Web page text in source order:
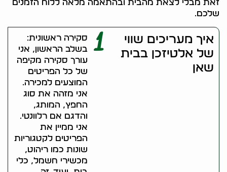
זאת מבלי לצאת מהבית ובהתאמה מלאה ללוח הזמנים
שלכם.
איך מעריכים שווי
של אלטיזכן בבית
שאן
1
סקירה ראשונית:
בשלב הראשון, אני
עורך סקירה מקיפה
של כל הפריטים
המוצעים למכירה.
אני מזהה את סוג
החפץ, המותג,
והדגם אם רלוונטי.
אני ממיין את
הפריטים לקטגוריות
שונות כמו ריהוט,
מכשירי חשמל, כלי